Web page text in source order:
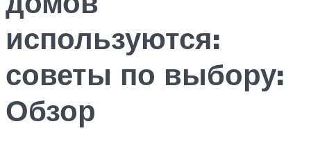
используются:
советы по выбору:
Обзор